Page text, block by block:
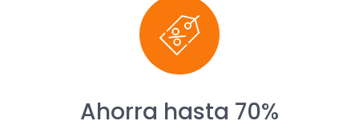
Ahorra hasta 70%